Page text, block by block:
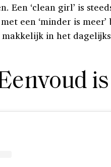
Een ‘clean girl’ is
een ‘minder is
in het